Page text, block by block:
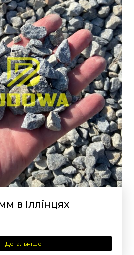
в Іллінцях
Детальніше